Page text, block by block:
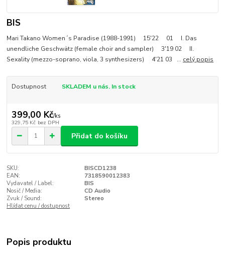
BIS
Mari Takano Women´s Paradise (1988-1991) 15'22 01 I. Das
unendliche Geschwätz (female choir and sampler) 3'19 02 II.
Sexality (mezzo-soprano, viola, 3 synthesizers) 4'21 03 ... celý popis
Dostupnost SKLADEM u nás. In stock
399,00 Kč/ks
329,75 Kč bez DPH
Přidat do košíku
SKU:
BISCD1238
EAN:
7318590012383
Vydavatel / Label:
BIS
Nosič / Media:
CD Audio
Zvuk / Sound:
Stereo
Hlídat cenu / dostupnost
Popis produktu